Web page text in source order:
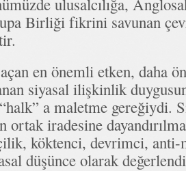
ulusalcılığa,
Birliği fikrini savunan
en önemli etken, daha
siyasal ilişkinlik
“halk” a maletme
ortak iradesine
köktenci, devrimci, anti-
düşünce olarak